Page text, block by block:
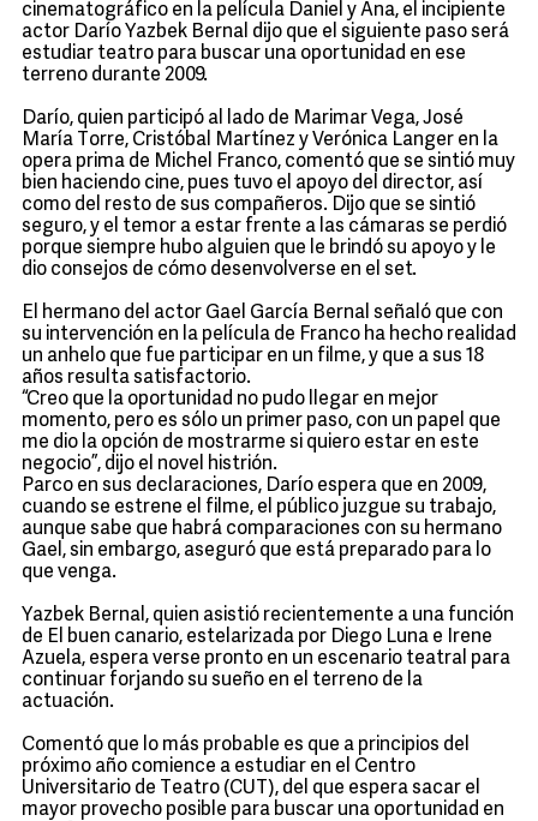
cinematográfico en la película Daniel y Ana, el incipiente
actor Darío Yazbek Bernal dijo que el siguiente paso será
estudiar teatro para buscar una oportunidad en ese
terreno durante 2009.
Darío, quien participó al lado de Marimar Vega, José
María Torre, Cristóbal Martínez y Verónica Langer en la
opera prima de Michel Franco, comentó que se sintió muy
bien haciendo cine, pues tuvo el apoyo del director, así
como del resto de sus compañeros. Dijo que se sintió
seguro, y el temor a estar frente a las cámaras se perdió
porque siempre hubo alguien que le brindó su apoyo y le
dio consejos de cómo desenvolverse en el set.
El hermano del actor Gael García Bernal señaló que con
su intervención en la película de Franco ha hecho realidad
un anhelo que fue participar en un filme, y que a sus 18
años resulta satisfactorio.
“Creo que la oportunidad no pudo llegar en mejor
momento, pero es sólo un primer paso, con un papel que
me dio la opción de mostrarme si quiero estar en este
negocio”, dijo el novel histrión.
Parco en sus declaraciones, Darío espera que en 2009,
cuando se estrene el filme, el público juzgue su trabajo,
aunque sabe que habrá comparaciones con su hermano
Gael, sin embargo, aseguró que está preparado para lo
que venga.
Yazbek Bernal, quien asistió recientemente a una función
de El buen canario, estelarizada por Diego Luna e Irene
Azuela, espera verse pronto en un escenario teatral para
continuar forjando su sueño en el terreno de la
actuación.
Comentó que lo más probable es que a principios del
próximo año comience a estudiar en el Centro
Universitario de Teatro (CUT), del que espera sacar el
mayor provecho posible para buscar una oportunidad en